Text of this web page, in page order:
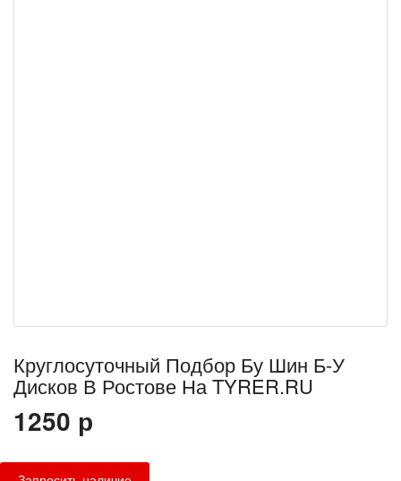
Круглосуточный Подбор Бу Шин Б-У
Дисков В Ростове На TYRER.RU
1250 р